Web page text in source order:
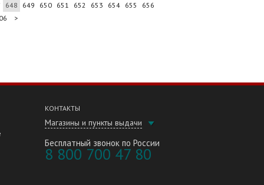
648 649 650 651 652 653 654 655
656
>
КОНТАКТЫ
Магазины и пункты выдачи
Бесплатный звонок по России
8 800 700 47 80